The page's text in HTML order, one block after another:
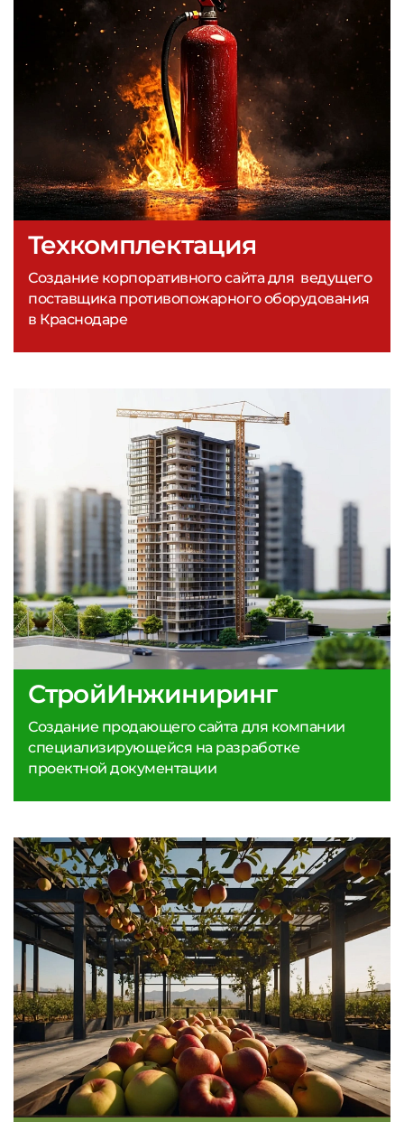
СтройИнжиниринг
Создание продающего сайта для компании
специализирующейся на разработке
проектной документации
Техкомплектация
Создание корпоративного сайта для ведущего
поставщика противопожарного оборудования
в Краснодаре